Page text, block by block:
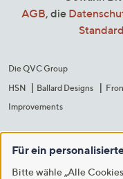
AGB, die
Die QVC Group
HSN
Ballard Designs
Improvements
Für ein
Bitte wähle „Alle